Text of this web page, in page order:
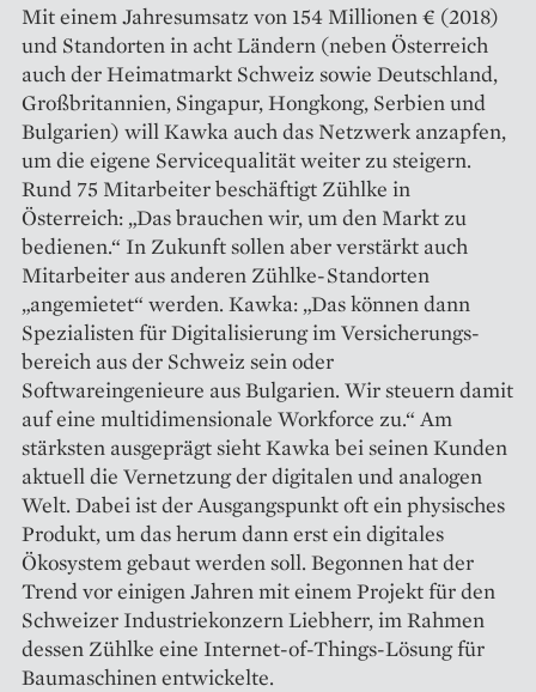
Mit einem Jahresumsatz von 154 Millionen € (2018)
und Stand­orten in acht Ländern (neben Österreich
auch der Heimatmarkt Schweiz sowie Deutschland,
Großbritannien, Singapur, Hongkong, Serbien und
Bulgarien) will Kawka auch das Netzwerk anzapfen,
um die eigene Service­qualität weiter zu steigern.
Rund 75 Mitarbeiter beschäftigt Zühlke in
Österreich: „Das brauchen wir, um den Markt zu
bedienen.“ In Zukunft sollen aber verstärkt auch
Mitarbeiter aus anderen Zühlke-Standorten
„angemietet“ werden. Kawka: „Das können dann
Spezialisten für Digitalisierung im Versicherungs­
bereich aus der Schweiz sein oder
Softwareingenieure aus Bulgarien. Wir steuern damit
auf eine multidimensionale Workforce zu.“ Am
stärksten ausgeprägt sieht Kawka bei seinen Kunden
aktuell die Vernetzung der digitalen und analogen
Welt. Dabei ist der Ausgangspunkt oft ein physisches
Produkt, um das herum dann erst ein digitales
Ökosystem gebaut werden soll. Begonnen hat der
Trend vor einigen Jahren mit einem Projekt für den
Schweizer Industriekonzern Liebherr, im Rahmen
dessen Zühlke eine Internet-of-Things-Lösung für
Baumaschinen entwickelte.